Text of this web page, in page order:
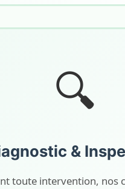
🔍
&
toute intervention, nos